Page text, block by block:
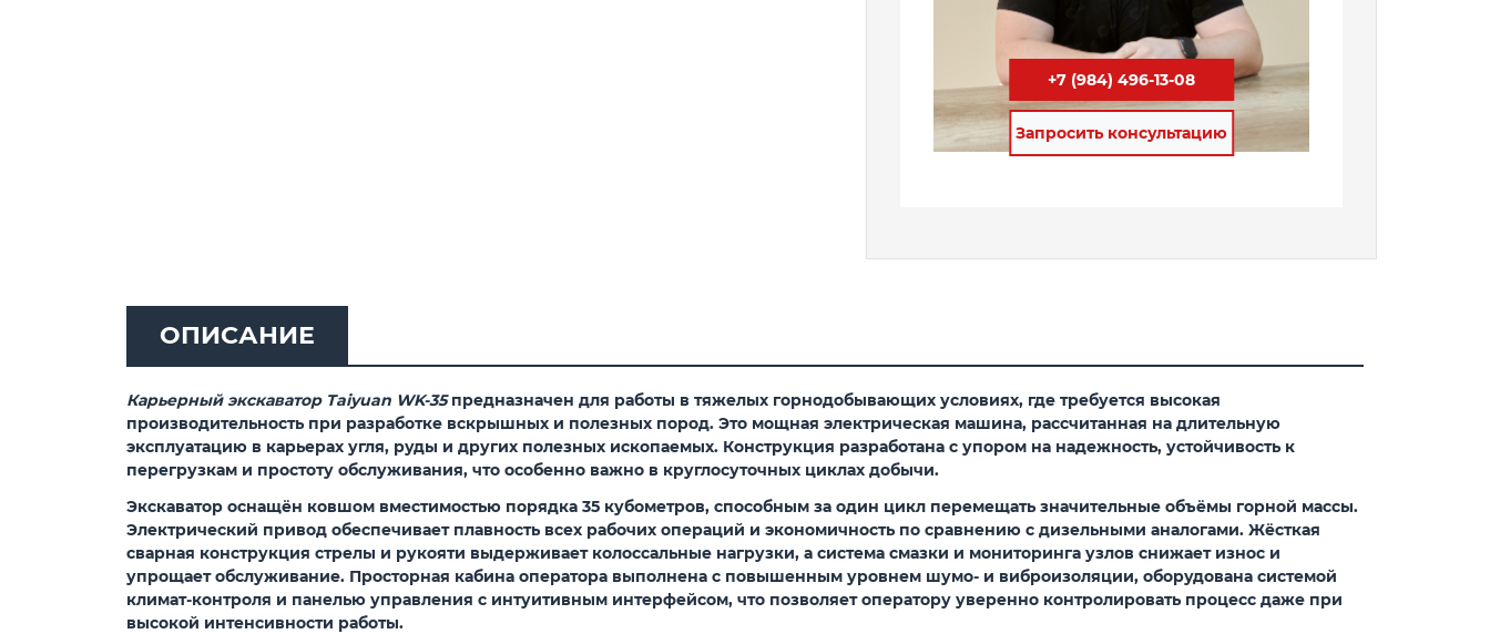
+7 (984) 496-13-08
Запросить консультацию
ОПИСАНИЕ
Карьерный экскаватор Taiyuan WK-35предназначен для работы в тяжелых горнодобывающих условиях, где требуется высокая
производительность при разработке вскрышных и полезных пород. Это мощная электрическая машина, рассчитанная на длительную
эксплуатацию в карьерах угля, руды и других полезных ископаемых. Конструкция разработана с упором на надежность, устойчивость к
перегрузкам и простоту обслуживания, что особенно важно в круглосуточных циклах добычи.
Экскаватор оснащён ковшом вместимостью порядка 35 кубометров, способным за один цикл перемещать значительные объёмы горной массы.
Электрический привод обеспечивает плавность всех рабочих операций и экономичность по сравнению с дизельными аналогами. Жёсткая
сварная конструкция стрелы и рукояти выдерживает колоссальные нагрузки, а система смазки и мониторинга узлов снижает износ и
упрощает обслуживание. Просторная кабина оператора выполнена с повышенным уровнем шумо- и виброизоляции, оборудована системой
климат-контроля и панелью управления с интуитивным интерфейсом, что позволяет оператору уверенно контролировать процесс даже при
высокой интенсивности работы.